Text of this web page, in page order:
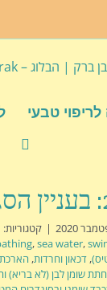
טבעי
| קטגוריות:
,sea water,
, דכאון וחרדות,
שומן לבן (לא בריא)